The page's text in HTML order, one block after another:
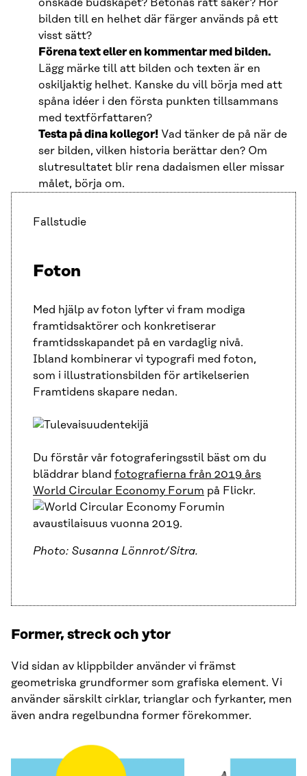
bilden till en helhet där färger används på ett
visst sätt?
Förena text eller en kommentar med bilden.
Lägg märke till att bilden och texten är en
oskiljaktig helhet. Kanske du vill börja med att
spåna idéer i den första punkten tillsammans
med textförfattaren?
Testa på dina kollegor! Vad tänker de på när de
ser bilden, vilken historia berättar den? Om
slutresultatet blir rena dadaismen eller missar
målet, börja om.
Fallstudie
Foton
Med hjälp av foton lyfter vi fram modiga
framtidsaktörer och konkretiserar
framtidsskapandet på en vardaglig nivå.
Ibland kombinerar vi typografi med foton,
som i illustrationsbilden för artikelserien
Framtidens skapare nedan.
Du förstår vår fotograferingsstil bäst om du
bläddrar bland fotografierna från 2019 års
World Circular Economy Forum på Flickr.
Photo: Susanna Lönnrot/Sitra.
Former, streck och ytor
Vid sidan av klippbilder använder vi främst
geometriska grundformer som grafiska element. Vi
använder särskilt cirklar, trianglar och fyrkanter, men
även andra regelbundna former förekommer.